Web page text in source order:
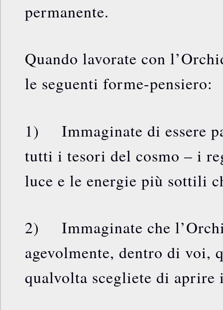
permanente.
Quando lavorate con
le seguenti forme-pensiero:
1) Immaginate di essere
tutti i tesori del cosmo – i
luce e le energie più sottili
2) Immaginate che
agevolmente, dentro di voi,
qualvolta scegliete di